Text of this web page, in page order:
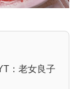
：老女良子